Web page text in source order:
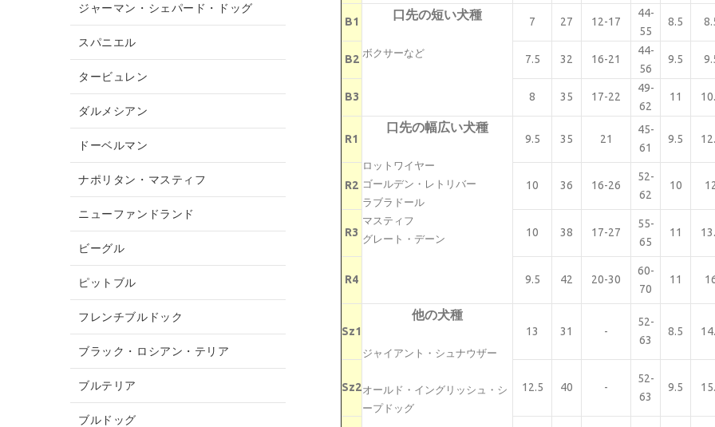
B1 口先の短い犬種
ボクサーなど
7 27 12-17
44-
55
8.5
B2 7.5 32 16-21
44-
56
9.5
B3 8 35 17-22
49-
62
11
R1
口先の幅広い犬種
ロットワイヤー
ゴールデン・レトリバー
ラブラドール
マスティフ
グレート・デーン
9.5 35 21
45-
61
9.5
R2 10 36 16-26
52-
62
10
R3 10 38 17-27
55-
65
11
R4 9.5 42 20-30
60-
70
11
Sz1
他の犬種
ジャイアント・シュナウザー
オールド・イングリッシュ・シ
ープドッグ
13 31 -
52-
63
8.5
Sz2 12.5 40 -
52-
63
9.5
ジャーマン・シェパード・ドッグ
スパニエル
タービュレン
ダルメシアン
ドーベルマン
ナポリタン・マスティフ
ニューファンドランド
ビーグル
ピットブル
フレンチブルドック
ブラック・ロシアン・テリア
ブルテリア
ブルドッグ